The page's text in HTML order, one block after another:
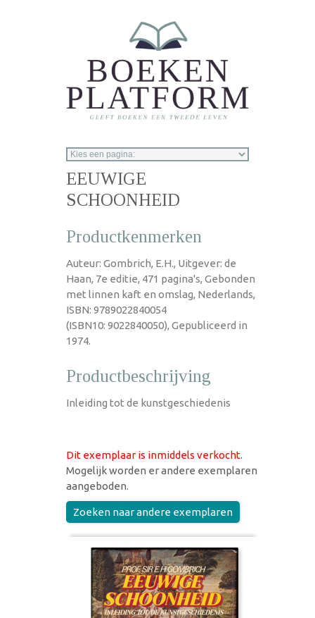
EEUWIGE
SCHOONHEID
Productkenmerken
Auteur: Gombrich, E.H., Uitgever: de
Haan, 7e editie, 471 pagina's, Gebonden
met linnen kaft en omslag, Nederlands,
ISBN: 9789022840054
(ISBN10: 9022840050), Gepubliceerd in
1974.
Productbeschrijving
Inleiding tot de kunstgeschiedenis
Dit exemplaar is inmiddels verkocht.
Mogelijk worden er andere exemplaren
aangeboden.
Zoeken naar andere exemplaren